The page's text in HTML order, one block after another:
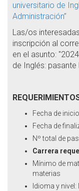
universitario de
Administración”
Las/os
inscripción al
en el asunto:
de Inglés: pasante
Fecha de
Fecha de
Nº total de
Carrera
Mínimo de
materias
Idioma y nivel: